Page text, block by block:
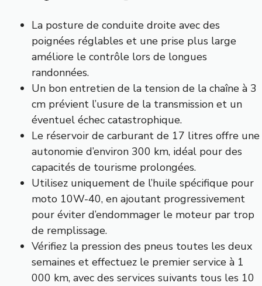
La posture de conduite droite avec des
poignées réglables et une prise plus large
améliore le contrôle lors de longues
randonnées.
Un bon entretien de la tension de la chaîne à 3
cm prévient l’usure de la transmission et un
éventuel échec catastrophique.
Le réservoir de carburant de 17 litres offre une
autonomie d’environ 300 km, idéal pour des
capacités de tourisme prolongées.
Utilisez uniquement de l’huile spécifique pour
moto 10W-40, en ajoutant progressivement
pour éviter d’endommager le moteur par trop
de remplissage.
Vérifiez la pression des pneus toutes les deux
semaines et effectuez le premier service à 1
000 km, avec des services suivants tous les 10